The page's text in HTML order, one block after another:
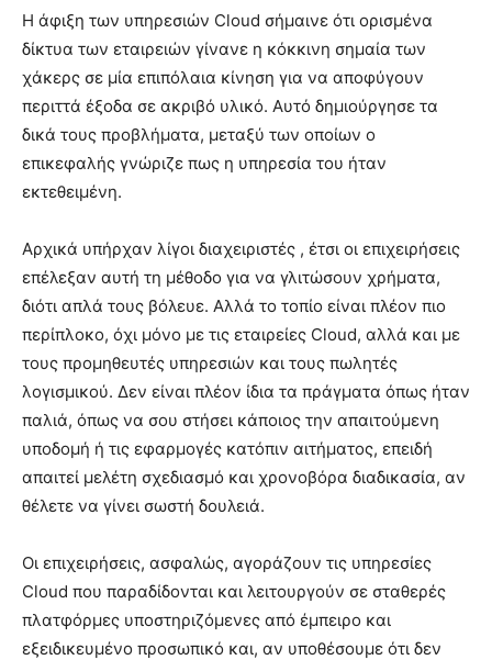
Η άφιξη των υπηρεσιών Cloud σήμαινε ότι ορισμένα
δίκτυα των εταιρειών γίνανε η κόκκινη σημαία των
χάκερς σε μία επιπόλαια κίνηση για να αποφύγουν
περιττά έξοδα σε ακριβό υλικό. Αυτό δημιούργησε τα
δικά τους προβλήματα, μεταξύ των οποίων ο
επικεφαλής γνώριζε πως η υπηρεσία του ήταν
εκτεθειμένη.
Αρχικά υπήρχαν λίγοι διαχειριστές , έτσι οι επιχειρήσεις
επέλεξαν αυτή τη μέθοδο για να γλιτώσουν χρήματα,
διότι απλά τους βόλευε. Αλλά το τοπίο είναι πλέον πιο
περίπλοκο, όχι μόνο με τις εταιρείες Cloud, αλλά και με
τους προμηθευτές υπηρεσιών και τους πωλητές
λογισμικού. Δεν είναι πλέον ίδια τα πράγματα όπως ήταν
παλιά, όπως να σου στήσει κάποιος την απαιτούμενη
υποδομή ή τις εφαρμογές κατόπιν αιτήματος, επειδή
απαιτεί μελέτη σχεδιασμό και χρονοβόρα διαδικασία, αν
θέλετε να γίνει σωστή δουλειά.
Οι επιχειρήσεις, ασφαλώς, αγοράζουν τις υπηρεσίες
Cloud που παραδίδονται και λειτουργούν σε σταθερές
πλατφόρμες υποστηριζόμενες από έμπειρο και
εξειδικευμένο προσωπικό και, αν υποθέσουμε ότι δεν